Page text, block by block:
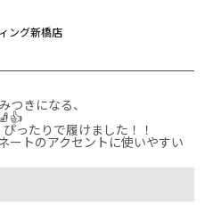
ング新橋店
つきになる、
ったりで履けました！！
ートのアクセントに使いやすい